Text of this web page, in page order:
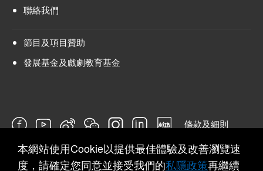
聯絡我們
節目及項目贊助
發展基金及戲劇教育基金
條款及細則
問卷
本網站使用Cookie以提供最佳體驗及改善瀏覽速
度，請確定您同意並接受我們的私隱政策再繼續